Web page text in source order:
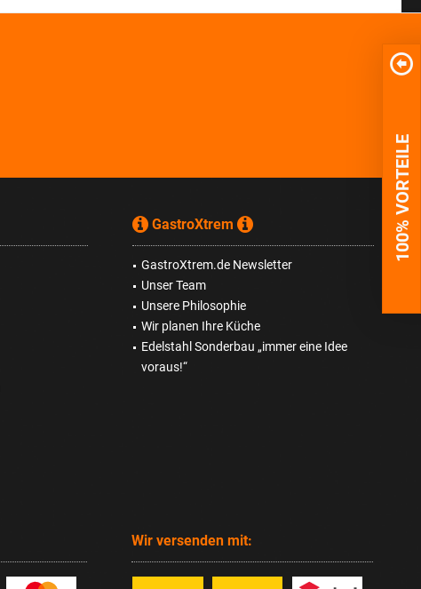
GastroXtrem
GastroXtrem.de Newsletter
Unser Team
Unsere Philosophie
Wir planen Ihre Küche
Edelstahl Sonderbau „immer eine Idee
voraus!“
Wir versenden mit:
100% VORTEILE